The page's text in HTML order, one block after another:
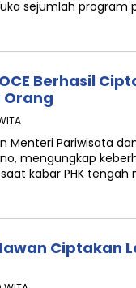
sejumlah program
Berhasil
Orang
Menteri Pariwisata
mengungkap
kabar PHK tengah
Ciptakan